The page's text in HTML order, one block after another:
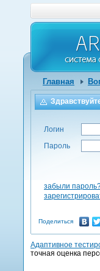
Главная
Логин
Пароль
забыли
Поделиться
Адаптивное
точная оценка